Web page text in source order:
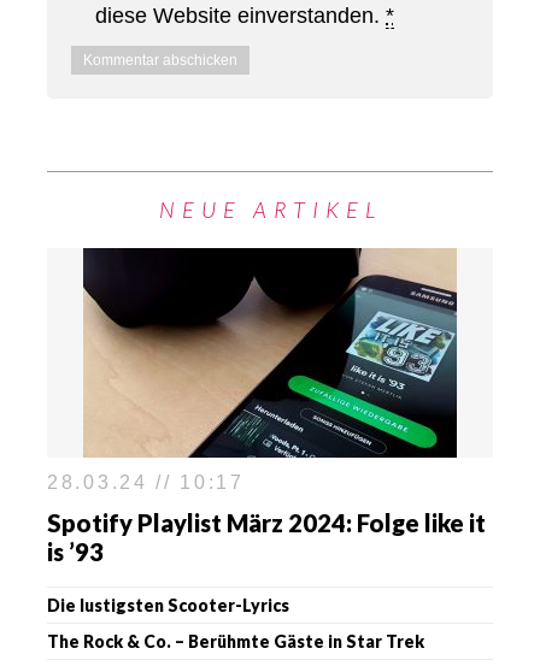
diese Website einverstanden. *
NEUE ARTIKEL
28.03.24 // 10:17
Spotify Playlist März 2024: Folge like it
is ’93
Die lustigsten Scooter-Lyrics
The Rock & Co. – Berühmte Gäste in Star Trek